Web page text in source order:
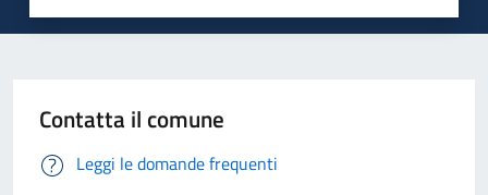
Contatta il comune
Leggi le domande frequenti